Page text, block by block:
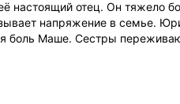
настоящий отец. Он тяжело
напряжение в семье.
боль Маше. Сестры